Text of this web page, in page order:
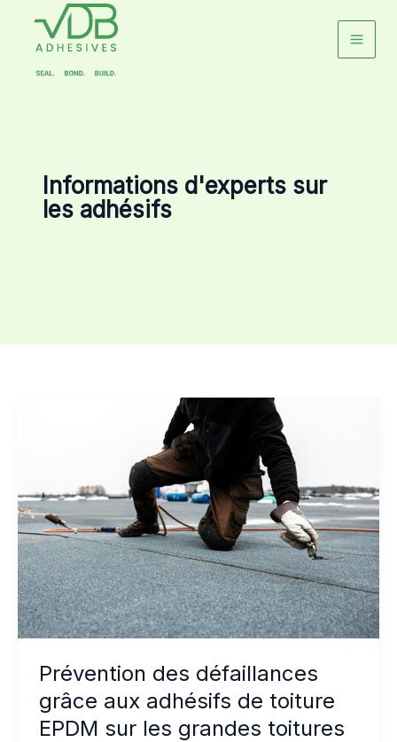
Informations d'experts sur
les adhésifs
Prévention des défaillances
grâce aux adhésifs de toiture
EPDM sur les grandes toitures